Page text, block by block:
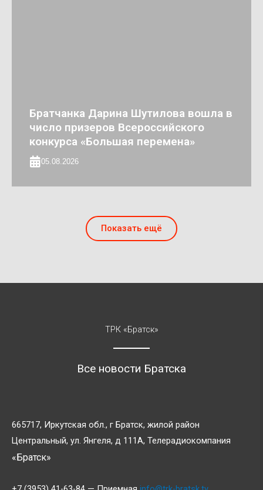
Братчанка Дарина Шутилова вошла в
число призеров Всероссийского
конкурса «Большая перемена»
05.08.2026
Показать ещё
ТРК «Братск»
Все новости Братска
665717, Иркутская обл., г Братск, жилой район
Центральный, ул. Янгеля, д 111А, Телерадиокомпания
«Братск»